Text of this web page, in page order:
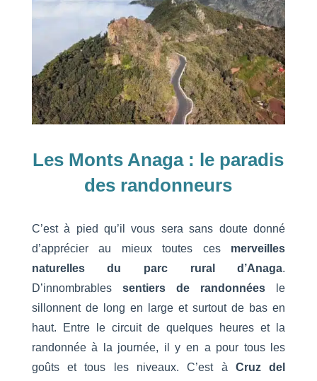
Les Monts Anaga : le paradis
des randonneurs
C’est à pied qu’il vous sera sans doute donné
d’apprécier au mieux toutes ces merveilles
naturelles du parc rural d’Anaga.
D’innombrables sentiers de randonnées le
sillonnent de long en large et surtout de bas en
haut. Entre le circuit de quelques heures et la
randonnée à la journée, il y en a pour tous les
goûts et tous les niveaux. C’est à Cruz del